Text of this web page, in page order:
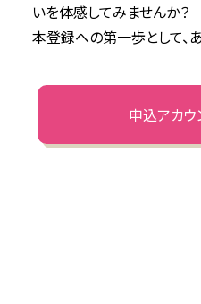
いを体感してみませんか？
本登録への第一歩として、
申込アカウ